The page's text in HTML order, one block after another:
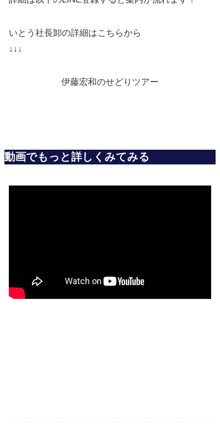
いとう社長卸の詳細はこちらから
↓↓↓
伊藤宏和のせどりツアー
動画でもっと詳しくみてみる